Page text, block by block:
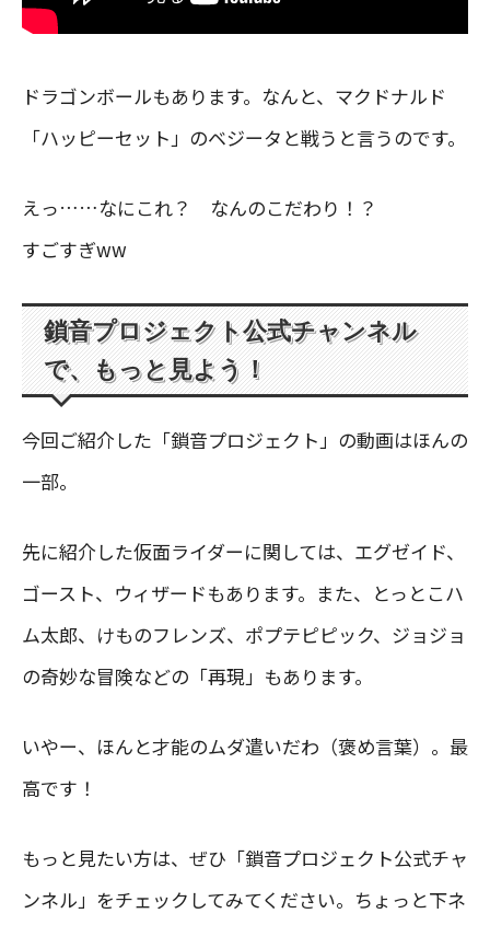
ドラゴンボールもあります。なんと、マクドナルド
「ハッピーセット」のベジータと戦うと言うのです。
えっ……なにこれ？ なんのこだわり！？
すごすぎww
鎖音プロジェクト公式チャンネル
で、もっと見よう！
今回ご紹介した「鎖音プロジェクト」の動画はほんの
一部。
先に紹介した仮面ライダーに関しては、エグゼイド、
ゴースト、ウィザードもあります。また、とっとこハ
ム太郎、けものフレンズ、ポプテピピック、ジョジョ
の奇妙な冒険などの「再現」もあります。
いやー、ほんと才能のムダ遣いだわ（褒め言葉）。最
高です！
もっと見たい方は、ぜひ「鎖音プロジェクト公式チャ
ンネル」をチェックしてみてください。ちょっと下ネ